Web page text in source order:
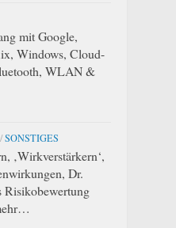
mit Google,
Windows, Cloud-
WLAN &
/SONSTIGES
‚Wirkverstärkern‘,
Dr.
Risikobewertung